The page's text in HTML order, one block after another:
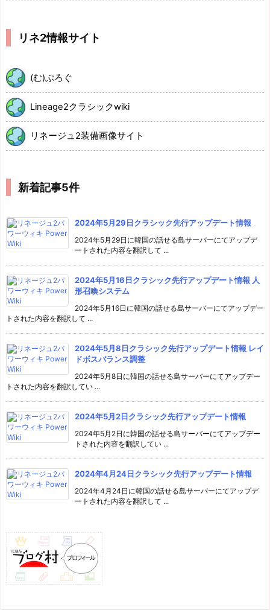
リネ2情報サイト
(む)ぶろぐ
Lineage2クラシックwiki
リネージュ2装備画像サイト
新着記事5件
2024年5月29日クラシック先行アップデート情報
2024年5月29日に韓国の話せる島サーバーにてアップデ
ートされた内容を翻訳して ...
2024年5月16日クラシック先行アップデート情報 人
形召喚システム
2024年5月16日に韓国の話せる島サーバーにてアップデー
トされた内容を翻訳して ...
2024年5月8日クラシック先行アップデート情報 レイ
ドボスバランス調整
2024年5月8日に韓国の話せる島サーバーにてアップデー
トされた内容を翻訳してい ...
2024年5月2日クラシック先行アップデート情報
2024年5月2日に韓国の話せる島サーバーにてアップデー
トされた内容を翻訳してい ...
2024年4月24日クラシック先行アップデート情報
2024年4月24日に韓国の話せる島サーバーにてアップデ
ートされた内容を翻訳して ...